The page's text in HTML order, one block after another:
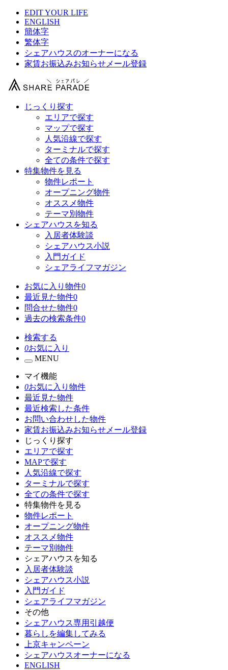
EDIT YOUR LIFE
ENGLISH
簡体字
繁体字
シェアハウスのオーナーになる
家賃お振込みお知らせメール登録
じっくり探す
エリアで探す
マップで探す
人気沿線で探す
ターミナルで探す
全ての条件で探す
特集物件を見る
物件レポート
オープニング物件
オススメ物件
テーマ別物件
シェアハウスを知る
入居者体験談
シェアハウス小説
入門ガイド
シェアライフマガジン
お気に入り物件0
最近見た物件0
問合せた物件0
過去の検索条件0
検索する
0お気に入り
MENU
マイ機能
0お気に入り物件
最近見た物件
最近検索した条件
お問い合わせした物件
家賃お振込みお知らせメール登録
じっくり探す
エリアで探す
MAPで探す
人気沿線で探す
ターミナルで探す
全ての条件で探す
特集物件を見る
物件レポート
オープニング物件
オススメ物件
テーマ別物件
シェアハウスを知る
入居者体験談
シェアハウス小説
入門ガイド
シェアライフマガジン
その他
シェアハウス専用引越便
暮らしを編集してみる
上京キャンペーン
シェアハウスオーナーになる
ENGLISH